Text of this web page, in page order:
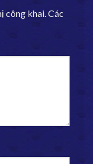
công khai. Các